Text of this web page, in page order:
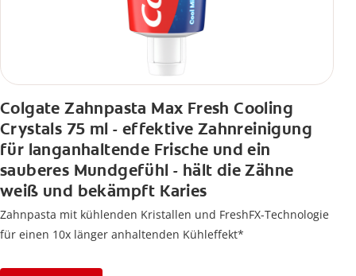
Colgate Zahnpasta Max Fresh Cooling
Crystals 75 ml - effektive Zahnreinigung
für langanhaltende Frische und ein
sauberes Mundgefühl - hält die Zähne
weiß und bekämpft Karies
Zahnpasta mit kühlenden Kristallen und FreshFX-Technologie
für einen 10x länger anhaltenden Kühleffekt*